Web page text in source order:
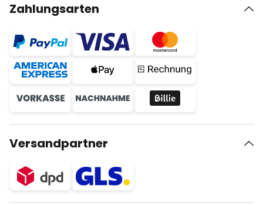
Zahlungsarten
Versandpartner